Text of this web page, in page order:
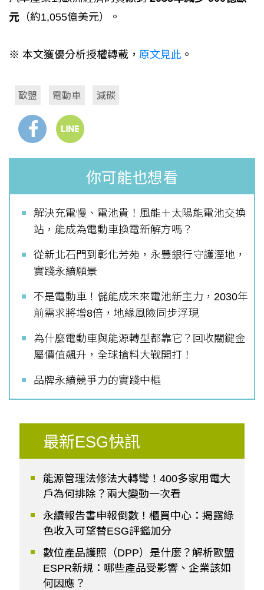
元 （約1,055億美元）。
※ 本文獲優分析授權轉載， 原文見此 。
歐盟 電動車 減碳
你可能也想看
解決充電慢、電池貴！風能＋太陽能電池交換
站，能成為電動車換電新解方嗎？
從新北石門到彰化芳苑，永豐銀行守護溼地，
實踐永續願景
不是電動車！儲能成未來電池新主力，2030年
前需求將增8倍，地緣風險同步浮現
為什麼電動車與能源轉型都靠它？回收關鍵金
屬價值飆升，全球搶料大戰開打！
品牌永續競爭力的實踐中樞
最新ESG快訊
能源管理法修法大轉彎！400多家用電大
戶為何排除？兩大變動一次看
永續報告書申報倒數！櫃買中心：揭露綠
色收入可望替ESG評鑑加分
數位產品護照（DPP）是什麼？解析歐盟
ESPR新規：哪些產品受影響、企業該如
何因應？